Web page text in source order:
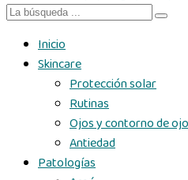
Inicio
Skincare
Protección solar
Rutinas
Ojos y contorno de
Antiedad
Patologías